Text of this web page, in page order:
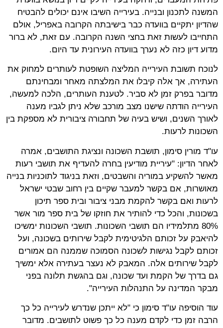
המשנה לתכנון ובנייה. בעירייה השיבו אינם יכולים להבטיח
שהדיון יתקיים בוועדה כבר בישיבתה הקרובה באפריל, אולם
התחייבו לעשות זאת בחצי השנה הקרובה. עם זאת, לא ברור
מדוע דיון כזה לא נערך בוועדה העירונית עד היום.
לנוכח תשובת העירייה המליצה השופטת לעותרים למחוק את
העתירה, אך אלה קיבלו את המלצתה מאחר ומבחינתם
מדובר בפרק זמן לא סביר. לטענת העותרים, הלכה למעשה,
העירייה הודתה שישנו מצב מורכב שלא ניתן לגביו מענה
לאורך השנים, ושיש בעיה של תחבורה ציבורית לא מספקת בין
השכונות לרעות.
עו"ד מורין סימון, תושבת השכונה ונציגת התושבים, אמרה
לאחר הדיון: "עיריית מודיעין בחרה להעדיף את תושבי רעות
מאשר להשקיע במוריה והשבטים, וזאת בניגוד לתוכניות בנייה
מאושרות, אם בקשר למעבר שקיים בין רחוב שבטי ישראל
לרעות ואם בקשר להקמת מבני ציבור ובית ספר תיכון
בשכונות, והכל כדי להותיר את חוזקו של בית ספר מור אשר
80% מתלמידיו הם תושבי השכונות. תושבי השכונות ימשיכו
להיאבק על זכותם הלגיטימית לקבל שירותים בשכונה, ועל
זכותם לקבל נגישות לשכונה הסמוכה שממנה הם אמורים
לקבל שירותים אלה. המאבק לא נעצר בעתירה אלא ימשיך
גם בדרך של הקמת ועד שכונה, וגם בהגשת תלונה בפני
מבקר המדינה על התנהלות העירייה".
עוד הוסיפה עו"ד סימון כי "לא ייתכן שנדרש לעירייה כל כך
הרבה זמן כדי לקדם מענה כל כך פשוט לתושבים. מדובר